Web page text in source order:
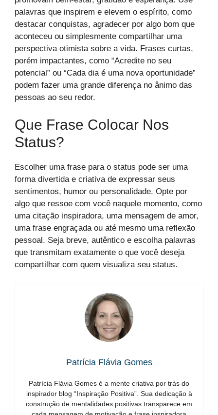
palavras que inspirem e elevem o espírito, como
destacar conquistas, agradecer por algo bom que
aconteceu ou simplesmente compartilhar uma
perspectiva otimista sobre a vida. Frases curtas,
porém impactantes, como “Acredite no seu
potencial” ou “Cada dia é uma nova oportunidade”
podem fazer uma grande diferença no ânimo das
pessoas ao seu redor.
Que Frase Colocar Nos
Status?
Escolher uma frase para o status pode ser uma
forma divertida e criativa de expressar seus
sentimentos, humor ou personalidade. Opte por
algo que ressoe com você naquele momento, como
uma citação inspiradora, uma mensagem de amor,
uma frase engraçada ou até mesmo uma reflexão
pessoal. Seja breve, autêntico e escolha palavras
que transmitam exatamente o que você deseja
compartilhar com quem visualiza seu status.
Patrícia Flávia Gomes
Patrícia Flávia Gomes é a mente criativa por trás do
inspirador blog “Inspiração Positiva”. Sua dedicação à
construção de mentalidades positivas transparece em